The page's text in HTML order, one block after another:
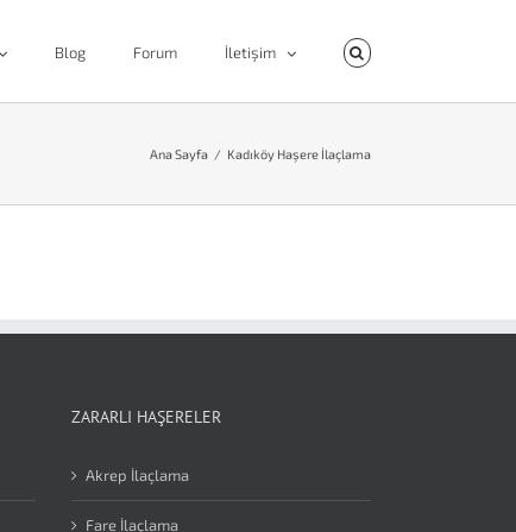
Blog Forum İletişim
Ana Sayfa / Kadıköy Haşere İlaçlama
ZARARLI HAŞERELER
Akrep İlaçlama
Fare İlaçlama